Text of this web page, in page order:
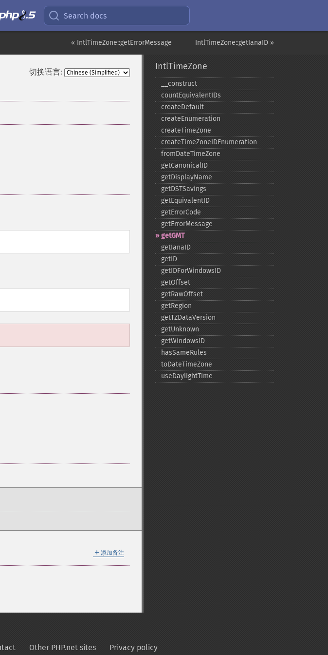
Search docs
IntlTimeZone::getIanaID »
« IntlTimeZone::getErrorMessage
切换语言:
＋ 添加备注
IntlTimeZone
_​_​construct
countEquivalentIDs
createDefault
createEnumeration
createTimeZone
createTimeZoneIDEnumeration
fromDateTimeZone
getCanonicalID
getDisplayName
getDSTSavings
getEquivalentID
getErrorCode
getErrorMessage
getGMT
getIanaID
getID
getIDForWindowsID
getOffset
getRawOffset
getRegion
getTZDataVersion
getUnknown
getWindowsID
hasSameRules
toDateTimeZone
useDaylightTime
Other PHP.net sites Privacy policy